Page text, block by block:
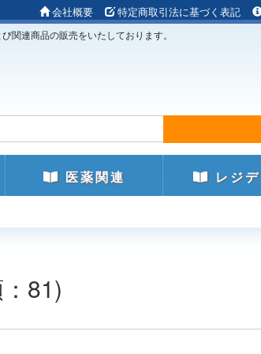
会社概要 特定商取引法に基づく表記
関連商品の販売をいたしております。
医薬関連 レジ
81)